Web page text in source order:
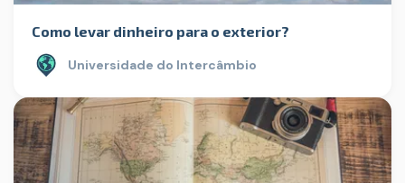
Como levar dinheiro para o exterior?
Universidade do Intercâmbio